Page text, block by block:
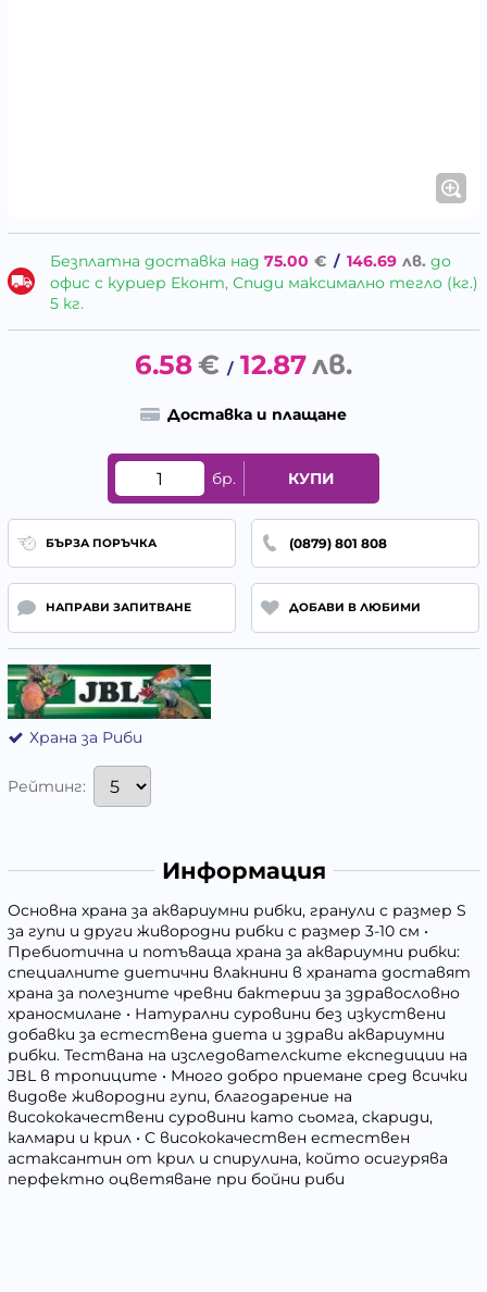
Безплатна доставка над 75.00 € / 146.69 лв. до
офис с куриер Еконт, Спиди максимално тегло (кг.)
5 кг.
6.58€ / 12.87лв.
Доставка и плащане
бр. КУПИ
БЪРЗА ПОРЪЧКА (0879) 801 808
НАПРАВИ ЗАПИТВАНЕ ДОБАВИ В ЛЮБИМИ
Храна за Риби
Рейтинг:
Информация
Основна храна за аквариумни рибки, гранули с размер S
за гупи и други живородни рибки с размер 3-10 см •
Пребиотична и потъваща храна за аквариумни рибки:
специалните диетични влакнини в храната доставят
храна за полезните чревни бактерии за здравословно
храносмилане • Натурални суровини без изкуствени
добавки за естествена диета и здрави аквариумни
рибки. Тествана на изследователските експедиции на
JBL в тропиците • Много добро приемане сред всички
видове живородни гупи, благодарение на
висококачествени суровини като сьомга, скариди,
калмари и крил • С висококачествен естествен
астаксантин от крил и спирулина, който осигурява
перфектно оцветяване при бойни риби